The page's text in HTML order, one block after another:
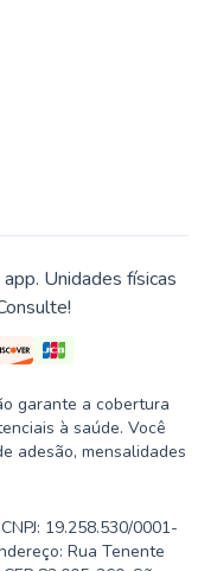
Unidades físicas
garante a cobertura
à saúde. Você
adesão, mensalidades
19.258.530/0001-
Rua Tenente